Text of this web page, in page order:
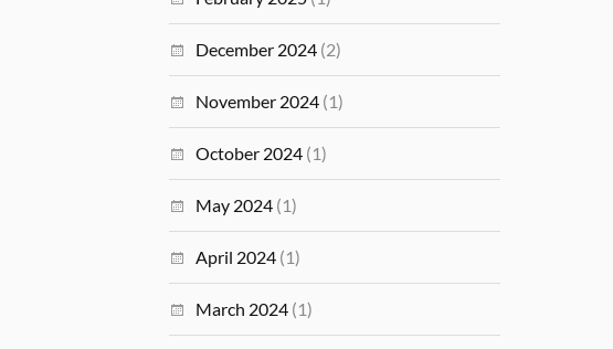
December 2024 (2)
November 2024 (1)
October 2024 (1)
May 2024 (1)
April 2024 (1)
March 2024 (1)